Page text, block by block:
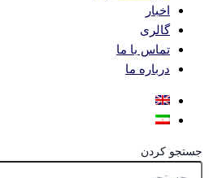
اخبار
گالری
تماس با ما
درباره ما
جستجو کردن